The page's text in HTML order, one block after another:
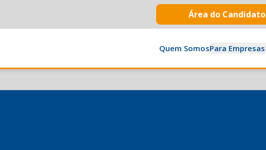
Área do Candidato
Quem SomosPara Empresas